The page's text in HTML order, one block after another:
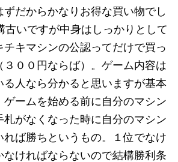
ずだからかなりお得な買い物でし
古いですが中身はしっかりとして
チキマシンの公認ってだけで買っ
３００円ならば）。ゲーム内容は
る人なら分かると思いますが基本
ゲームを始める前に自分のマシン
札がなくなった時に自分のマシン
れば勝ちというもの。１位でなけ
ければならないので結構勝利条